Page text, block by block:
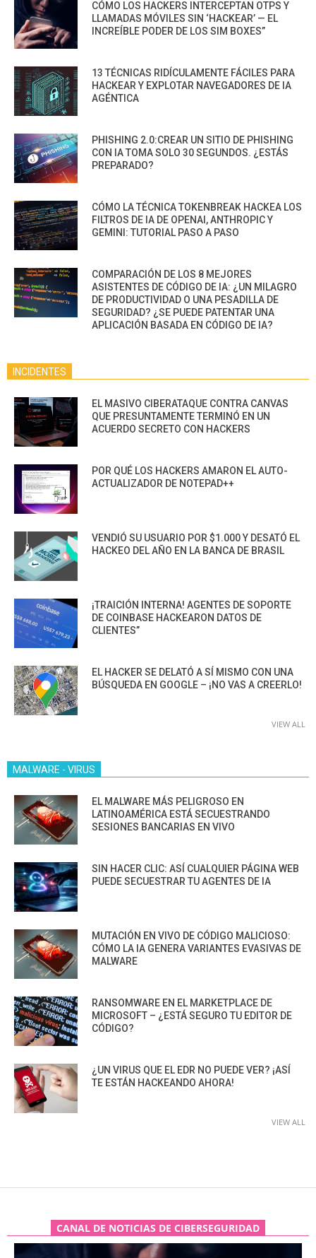
CÓMO LOS HACKERS INTERCEPTAN OTPS Y
LLAMADAS MÓVILES SIN ‘HACKEAR’ — EL
INCREÍBLE PODER DE LOS SIM BOXES”
13 TÉCNICAS RIDÍCULAMENTE FÁCILES PARA
HACKEAR Y EXPLOTAR NAVEGADORES DE IA
AGÉNTICA
PHISHING 2.0:CREAR UN SITIO DE PHISHING
CON IA TOMA SOLO 30 SEGUNDOS. ¿ESTÁS
PREPARADO?
CÓMO LA TÉCNICA TOKENBREAK HACKEA LOS
FILTROS DE IA DE OPENAI, ANTHROPIC Y
GEMINI: TUTORIAL PASO A PASO
COMPARACIÓN DE LOS 8 MEJORES
ASISTENTES DE CÓDIGO DE IA: ¿UN MILAGRO
DE PRODUCTIVIDAD O UNA PESADILLA DE
SEGURIDAD? ¿SE PUEDE PATENTAR UNA
APLICACIÓN BASADA EN CÓDIGO DE IA?
INCIDENTES
EL MASIVO CIBERATAQUE CONTRA CANVAS
QUE PRESUNTAMENTE TERMINÓ EN UN
ACUERDO SECRETO CON HACKERS
POR QUÉ LOS HACKERS AMARON EL AUTO-
ACTUALIZADOR DE NOTEPAD++
VENDIÓ SU USUARIO POR $1.000 Y DESATÓ EL
HACKEO DEL AÑO EN LA BANCA DE BRASIL
¡TRAICIÓN INTERNA! AGENTES DE SOPORTE
DE COINBASE HACKEARON DATOS DE
CLIENTES”
EL HACKER SE DELATÓ A SÍ MISMO CON UNA
BÚSQUEDA EN GOOGLE – ¡NO VAS A CREERLO!
VIEW ALL
MALWARE - VIRUS
EL MALWARE MÁS PELIGROSO EN
LATINOAMÉRICA ESTÁ SECUESTRANDO
SESIONES BANCARIAS EN VIVO
SIN HACER CLIC: ASÍ CUALQUIER PÁGINA WEB
PUEDE SECUESTRAR TU AGENTES DE IA
MUTACIÓN EN VIVO DE CÓDIGO MALICIOSO:
CÓMO LA IA GENERA VARIANTES EVASIVAS DE
MALWARE
RANSOMWARE EN EL MARKETPLACE DE
MICROSOFT – ¿ESTÁ SEGURO TU EDITOR DE
CÓDIGO?
¿UN VIRUS QUE EL EDR NO PUEDE VER? ¡ASÍ
TE ESTÁN HACKEANDO AHORA!
VIEW ALL
CANAL DE NOTICIAS DE CIBERSEGURIDAD